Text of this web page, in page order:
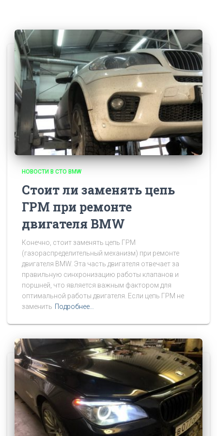
НОВОСТИ В СТО BMW
Стоит ли заменять цепь
ГРМ при ремонте
двигателя BMW
Конечно, стоит заменять цепь ГРМ
(газораспределительный механизм) при ремонте
двигателя BMW. Эта часть двигателя отвечает за
правильную синхронизацию работы клапанов и
поршней, что является важным фактором для
оптимальной работы двигателя. Если цепь ГРМ не
заменить Подробнее…